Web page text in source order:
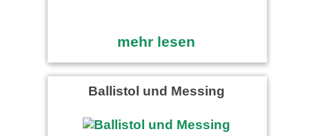
mehr lesen
Ballistol und Messing